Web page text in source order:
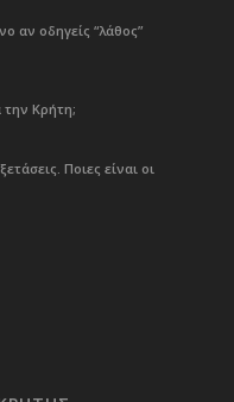
αν οδηγείς “λάθος”
την Κρήτη;
Ποιες είναι οι